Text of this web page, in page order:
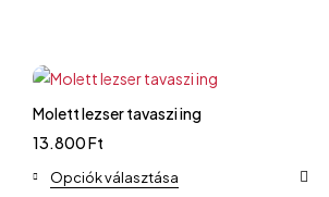
Molett lezser tavaszi ing
13.800Ft
Opciók választása